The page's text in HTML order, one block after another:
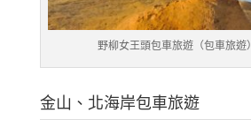
野柳女王頭包車旅遊（包車旅遊）
金山、北海岸包車旅遊